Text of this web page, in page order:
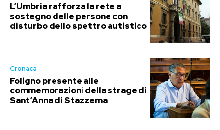
L’Umbria rafforza la rete a
sostegno delle persone con
disturbo dello spettro autistico
Cronaca
Foligno presente alle
commemorazioni della strage di
Sant’Anna di Stazzema